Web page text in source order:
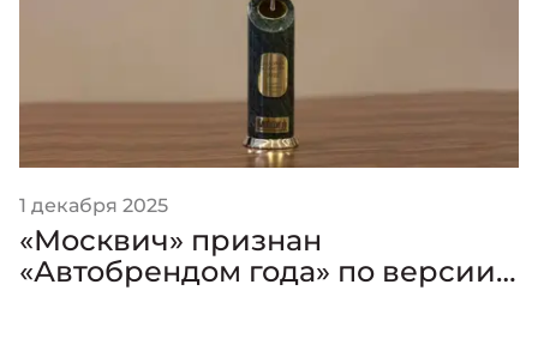
1 декабря 2025
«Москвич» признан
«Автобрендом года» по версии